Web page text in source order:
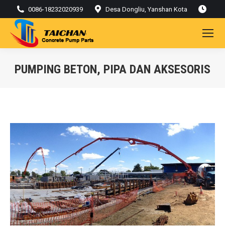
0086-18232020939 Desa Dongliu, Yanshan Kota
PUMPING BETON, PIPA DAN AKSESORIS